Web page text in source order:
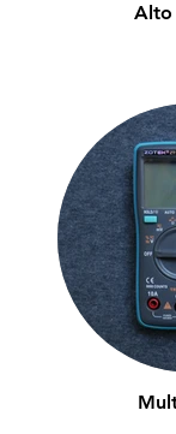
Alto